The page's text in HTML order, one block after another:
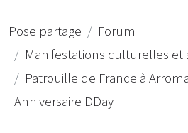
Pose partage
Forum
Manifestations culturelles et
Patrouille de France à
Anniversaire DDay